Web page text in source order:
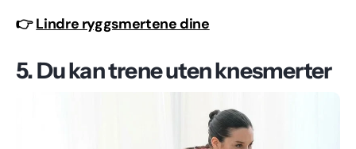
👉Lindre ryggsmertene dine
5. Du kan trene uten knesmerter